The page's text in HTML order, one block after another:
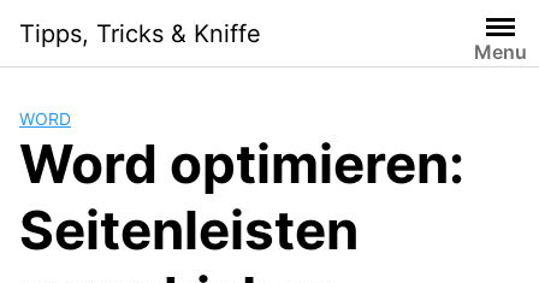
content
Tipps, Tricks & Kniffe
Menu
WORD
Word optimieren:
Seitenleisten